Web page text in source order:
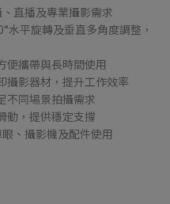
直播及專業攝影需求
平旋轉及垂直多角度調整，
攜帶與長時間使用
影器材，提升工作效率
不同場景拍攝需求
動，提供穩定支撐
、攝影機及配件使用